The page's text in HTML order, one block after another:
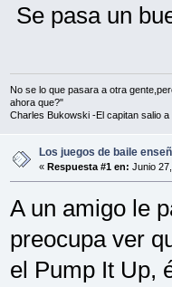
Se pasa un
No se lo que pasara a otra
ahora que?"
Charles Bukowski -El capitan salio
Los juegos de baile
« Respuesta #1 en: Junio
A un amigo le
preocupa ver
el Pump It Up,